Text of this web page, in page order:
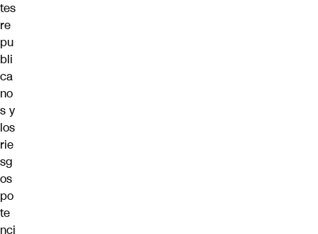
tes
re
pu
bli
ca
no
s y
los
rie
sg
os
po
te
nci